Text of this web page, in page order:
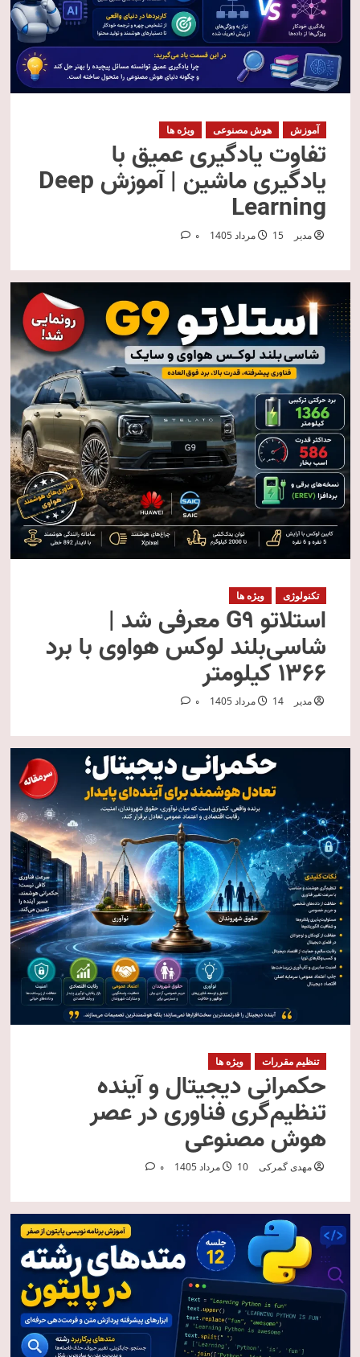
آموزش هوش مصنوعی ویژه ها
تفاوت یادگیری عمیق با
یادگیری ماشین | آموزش Deep
Learning
مدیر 15 مرداد 1405 0
تکنولوژی ویژه ها
استلاتو G9 معرفی شد |
شاسی‌بلند لوکس هواوی با برد
۱۳۶۶ کیلومتر
مدیر 14 مرداد 1405 0
تنظیم مقررات ویژه ها
حکمرانی دیجیتال و آینده
تنظیم‌گری فناوری در عصر
هوش مصنوعی
مهدی گمرکی 10 مرداد 1405 0